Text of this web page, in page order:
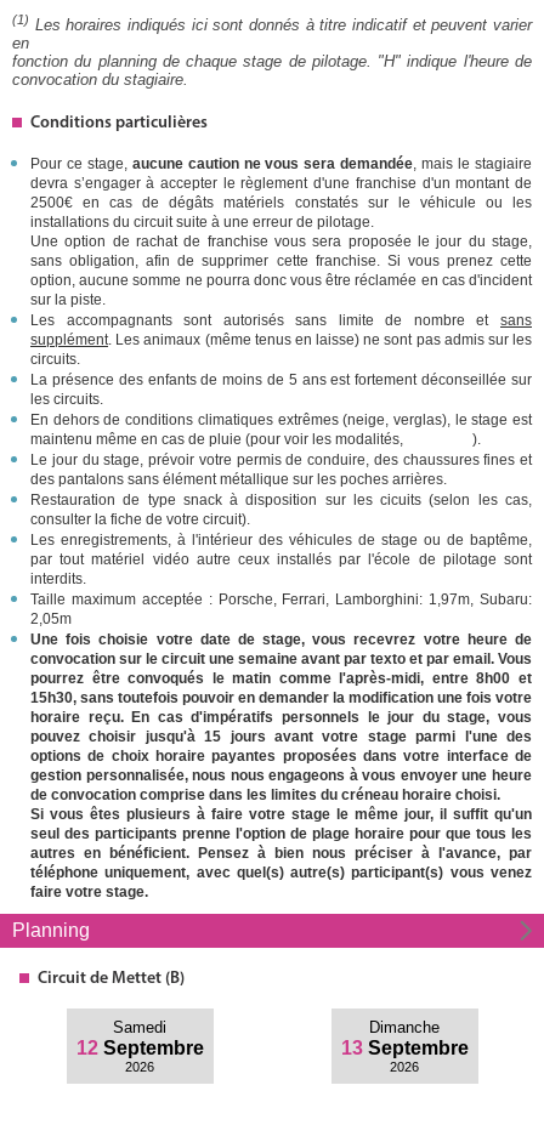
(1) Les horaires indiqués ici sont donnés à titre indicatif et peuvent varier
en
fonction du planning de chaque stage de pilotage. "H" indique l'heure de
convocation du stagiaire.
Conditions particulières
Pour ce stage, aucune caution ne vous sera demandée , mais le stagiaire
devra s’engager à accepter le règlement d'une franchise d'un montant de
2500€ en cas de dégâts matériels constatés sur le véhicule ou les
installations du circuit suite à une erreur de pilotage.
Une option de rachat de franchise vous sera proposée le jour du stage,
sans obligation, afin de supprimer cette franchise. Si vous prenez cette
option, aucune somme ne pourra donc vous être réclamée en cas d'incident
sur la piste.
Les accompagnants sont autorisés sans limite de nombre et sans
supplément . Les animaux (même tenus en laisse) ne sont pas admis sur les
circuits.
La présence des enfants de moins de 5 ans est fortement déconseillée sur
les circuits.
En dehors de conditions climatiques extrêmes (neige, verglas), le stage est
maintenu même en cas de pluie (pour voir les modalités,
).
Le jour du stage, prévoir votre permis de conduire, des chaussures fines et
des pantalons sans élément métallique sur les poches arrières.
Restauration de type snack à disposition sur les cicuits (selon les cas,
consulter la fiche de votre circuit).
Les enregistrements, à l'intérieur des véhicules de stage ou de baptême,
par tout matériel vidéo autre ceux installés par l'école de pilotage sont
interdits.
Taille maximum acceptée : Porsche, Ferrari, Lamborghini: 1,97m, Subaru:
2,05m
Une fois choisie votre date de stage, vous recevrez votre heure de
convocation sur le circuit une semaine avant par texto et par email. Vous
pourrez être convoqués le matin comme l'après-midi, entre 8h00 et
15h30, sans toutefois pouvoir en demander la modification une fois votre
horaire reçu. En cas d'impératifs personnels le jour du stage, vous
pouvez choisir jusqu'à 15 jours avant votre stage parmi l'une des
options de choix horaire payantes proposées dans votre interface de
gestion personnalisée, nous nous engageons à vous envoyer une heure
de convocation comprise dans les limites du créneau horaire choisi.
Si vous êtes plusieurs à faire votre stage le même jour, il suffit qu'un
seul des participants prenne l'option de plage horaire pour que tous les
autres en bénéficient. Pensez à bien nous préciser à l'avance, par
téléphone uniquement, avec quel(s) autre(s) participant(s) vous venez
faire votre stage.
Planning
Circuit de Mettet (B)
Samedi
12 Septembre
2026
Dimanche
13 Septembre
2026